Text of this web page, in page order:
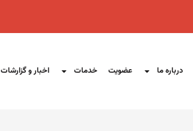
درباره ما عضویت خدمات اخبار و گزارشات